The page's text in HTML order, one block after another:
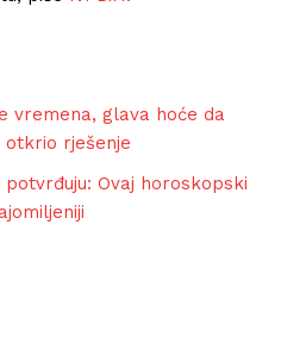
vremena, glava hoće da
otkrio rješenje
Ovaj horoskopski